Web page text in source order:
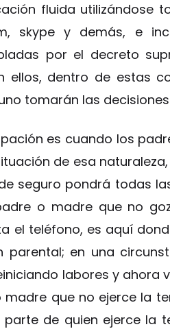
fluida utilizándose
skype y demás, e
por el decreto
ellos, dentro de estas
tomarán las
es cuando los
de esa
seguro pondrá todas
o madre que no
el teléfono, es aquí
parental; en una
labores y ahora
que no ejerce la
de quien ejerce la